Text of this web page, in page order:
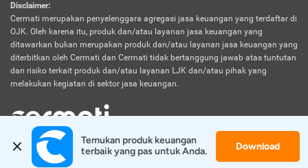
Disclaimer:
Cermati merupakan penyelenggara agregasi jasa keuangan yang terdaftar di
OJK. Oleh karena itu, produk dan/atau layanan jasa keuangan yang
ditawarkan bukan merupakan produk dan/atau layanan jasa keuangan yang
diterbitkan oleh Cermati dan Cermati tidak bertanggung jawab atas tuntutan
dan risiko terkait produk dan/atau layanan LJK dan/atau pihak yang
melakukan kegiatan di sektor jasa keuangan.
© 2026 Cermati. All Rights Reserved.
Temukan produk keuangan
terbaik yang pas untuk Anda.
Download